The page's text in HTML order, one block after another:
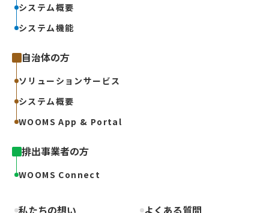
システム概要
システム機能
自治体の方
ソリューションサービス
システム概要
WOOMS App & Portal
排出事業者の方
WOOMS Connect